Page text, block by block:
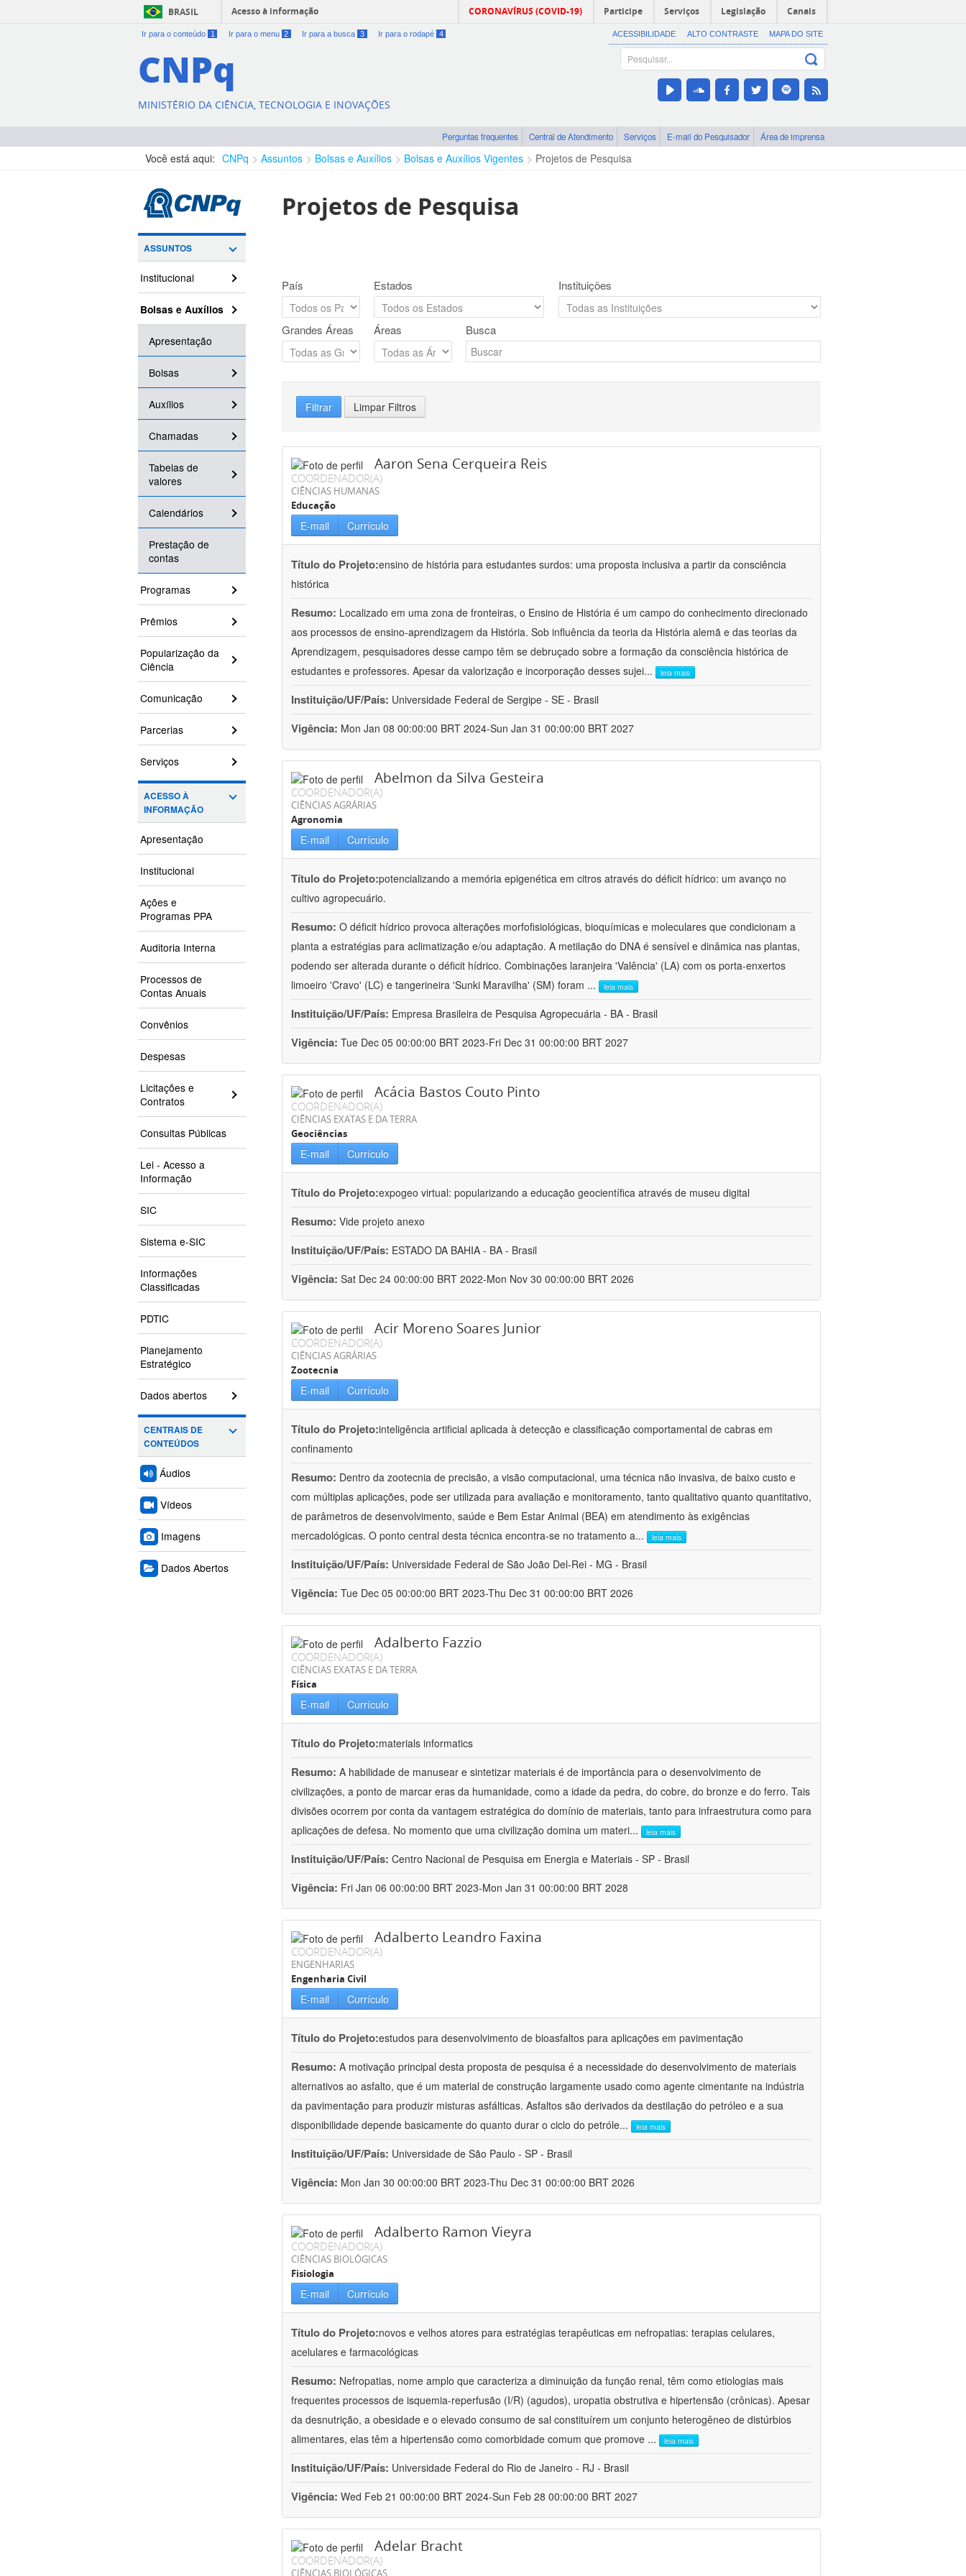
BRASIL Acesso à informação CORONAVÍRUS (COVID-19) Participe Serviços Legislação Canais
Ir para o conteúdo 1 Ir para o menu 2 Ir para a busca 3 Ir para o rodapé 4 ACESSIBILIDADE ALTO CONTRASTE MAPA DO SITE
CNPq
MINISTÉRIO DA CIÊNCIA, TECNOLOGIA E INOVAÇÕES
Perguntas frequentes Central de Atendimento Serviços E-mail do Pesquisador Área de imprensa
Você está aqui: CNPq Assuntos Bolsas e Auxílios Bolsas e Auxílios Vigentes Projetos de Pesquisa
ASSUNTOS
Institucional
Bolsas e Auxílios
Apresentação
Bolsas
Auxílios
Chamadas
Tabelas de
valores
Calendários
Prestação de
contas
Programas
Prêmios
Popularização da
Ciência
Comunicação
Parcerias
Serviços
ACESSO À
INFORMAÇÃO
Apresentação
Institucional
Ações e
Programas PPA
Auditoria Interna
Processos de
Contas Anuais
Convênios
Despesas
Licitações e
Contratos
Consultas Públicas
Lei - Acesso a
Informação
SIC
Sistema e-SIC
Informações
Classificadas
PDTIC
Planejamento
Estratégico
Dados abertos
CENTRAIS DE
CONTEÚDOS
Áudios
Vídeos
Imagens
Dados Abertos
Projetos de Pesquisa
País Estados Instituições
Grandes Áreas Áreas Busca
Filtrar Limpar Filtros
Aaron Sena Cerqueira Reis
COORDENADOR(A)
CIÊNCIAS HUMANAS
Educação
E-mail Currículo
Título do Projeto:ensino de história para estudantes surdos: uma proposta inclusiva a partir da consciência
histórica
Resumo: Localizado em uma zona de fronteiras, o Ensino de História é um campo do conhecimento direcionado
aos processos de ensino-aprendizagem da História. Sob influência da teoria da História alemã e das teorias da
Aprendizagem, pesquisadores desse campo têm se debruçado sobre a formação da consciência histórica de
estudantes e professores. Apesar da valorização e incorporação desses sujei... leia mais
Instituição/UF/País: Universidade Federal de Sergipe - SE - Brasil
Vigência: Mon Jan 08 00:00:00 BRT 2024-Sun Jan 31 00:00:00 BRT 2027
Abelmon da Silva Gesteira
COORDENADOR(A)
CIÊNCIAS AGRÁRIAS
Agronomia
E-mail Currículo
Título do Projeto:potencializando a memória epigenética em citros através do déficit hídrico: um avanço no
cultivo agropecuário.
Resumo: O déficit hídrico provoca alterações morfofisiológicas, bioquímicas e moleculares que condicionam a
planta a estratégias para aclimatização e/ou adaptação. A metilação do DNA é sensível e dinâmica nas plantas,
podendo ser alterada durante o déficit hídrico. Combinações laranjeira 'Valência' (LA) com os porta-enxertos
limoeiro 'Cravo' (LC) e tangerineira 'Sunki Maravilha' (SM) foram ... leia mais
Instituição/UF/País: Empresa Brasileira de Pesquisa Agropecuária - BA - Brasil
Vigência: Tue Dec 05 00:00:00 BRT 2023-Fri Dec 31 00:00:00 BRT 2027
Acácia Bastos Couto Pinto
COORDENADOR(A)
CIÊNCIAS EXATAS E DA TERRA
Geociências
E-mail Currículo
Título do Projeto:expogeo virtual: popularizando a educação geocientífica através de museu digital
Resumo: Vide projeto anexo
Instituição/UF/País: ESTADO DA BAHIA - BA - Brasil
Vigência: Sat Dec 24 00:00:00 BRT 2022-Mon Nov 30 00:00:00 BRT 2026
Acir Moreno Soares Junior
COORDENADOR(A)
CIÊNCIAS AGRÁRIAS
Zootecnia
E-mail Currículo
Título do Projeto:inteligência artificial aplicada à detecção e classificação comportamental de cabras em
confinamento
Resumo: Dentro da zootecnia de precisão, a visão computacional, uma técnica não invasiva, de baixo custo e
com múltiplas aplicações, pode ser utilizada para avaliação e monitoramento, tanto qualitativo quanto quantitativo,
de parâmetros de desenvolvimento, saúde e Bem Estar Animal (BEA) em atendimento às exigências
mercadológicas. O ponto central desta técnica encontra-se no tratamento a... leia mais
Instituição/UF/País: Universidade Federal de São João Del-Rei - MG - Brasil
Vigência: Tue Dec 05 00:00:00 BRT 2023-Thu Dec 31 00:00:00 BRT 2026
Adalberto Fazzio
COORDENADOR(A)
CIÊNCIAS EXATAS E DA TERRA
Física
E-mail Currículo
Título do Projeto:materials informatics
Resumo: A habilidade de manusear e sintetizar materiais é de importância para o desenvolvimento de
civilizações, a ponto de marcar eras da humanidade, como a idade da pedra, do cobre, do bronze e do ferro. Tais
divisões ocorrem por conta da vantagem estratégica do domínio de materiais, tanto para infraestrutura como para
aplicações de defesa. No momento que uma civilização domina um materi... leia mais
Instituição/UF/País: Centro Nacional de Pesquisa em Energia e Materiais - SP - Brasil
Vigência: Fri Jan 06 00:00:00 BRT 2023-Mon Jan 31 00:00:00 BRT 2028
Adalberto Leandro Faxina
COORDENADOR(A)
ENGENHARIAS
Engenharia Civil
E-mail Currículo
Título do Projeto:estudos para desenvolvimento de bioasfaltos para aplicações em pavimentação
Resumo: A motivação principal desta proposta de pesquisa é a necessidade do desenvolvimento de materiais
alternativos ao asfalto, que é um material de construção largamente usado como agente cimentante na indústria
da pavimentação para produzir misturas asfálticas. Asfaltos são derivados da destilação do petróleo e a sua
disponibilidade depende basicamente do quanto durar o ciclo do petróle... leia mais
Instituição/UF/País: Universidade de São Paulo - SP - Brasil
Vigência: Mon Jan 30 00:00:00 BRT 2023-Thu Dec 31 00:00:00 BRT 2026
Adalberto Ramon Vieyra
COORDENADOR(A)
CIÊNCIAS BIOLÓGICAS
Fisiologia
E-mail Currículo
Título do Projeto:novos e velhos atores para estratégias terapêuticas em nefropatias: terapias celulares,
acelulares e farmacológicas
Resumo: Nefropatias, nome amplo que caracteriza a diminuição da função renal, têm como etiologias mais
frequentes processos de isquemia-reperfusão (I/R) (agudos), uropatia obstrutiva e hipertensão (crônicas). Apesar
da desnutrição, a obesidade e o elevado consumo de sal constituírem um conjunto heterogêneo de distúrbios
alimentares, elas têm a hipertensão como comorbidade comum que promove ... leia mais
Instituição/UF/País: Universidade Federal do Rio de Janeiro - RJ - Brasil
Vigência: Wed Feb 21 00:00:00 BRT 2024-Sun Feb 28 00:00:00 BRT 2027
Adelar Bracht
COORDENADOR(A)
CIÊNCIAS BIOLÓGICAS